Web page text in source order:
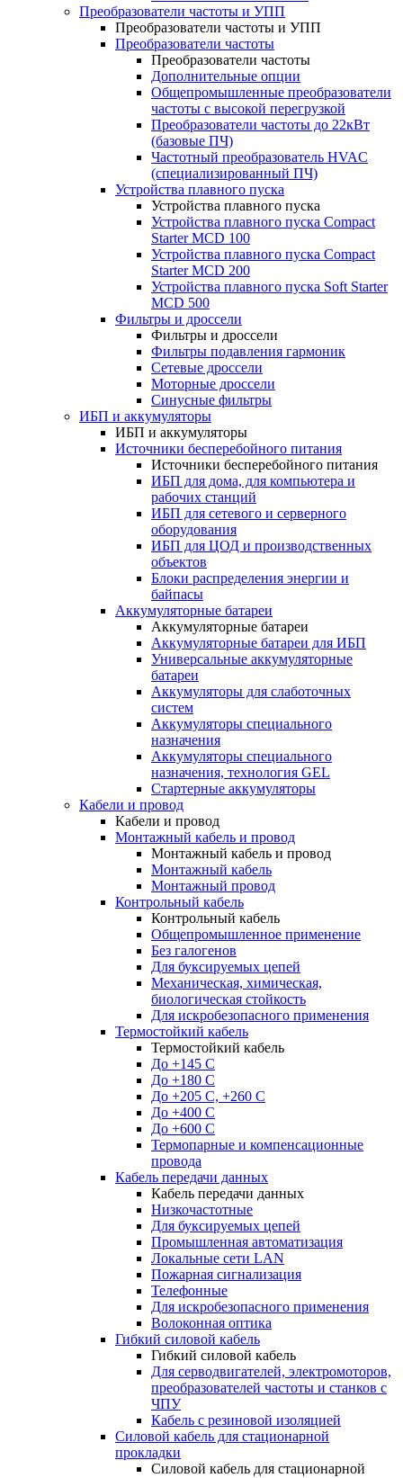
Преобразователи частоты и УПП
Преобразователи частоты и УПП
Преобразователи частоты
Преобразователи частоты
Дополнительные опции
Общепромышленные преобразователи
частоты с высокой перегрузкой
Преобразователи частоты до 22кВт
(базовые ПЧ)
Частотный преобразователь HVAC
(специализированный ПЧ)
Устройства плавного пуска
Устройства плавного пуска
Устройства плавного пуска Compact
Starter MCD 100
Устройства плавного пуска Compact
Starter MCD 200
Устройства плавного пуска Soft Starter
MCD 500
Фильтры и дроссели
Фильтры и дроссели
Фильтры подавления гармоник
Сетевые дроссели
Моторные дроссели
Синусные фильтры
ИБП и аккумуляторы
ИБП и аккумуляторы
Источники бесперебойного питания
Источники бесперебойного питания
ИБП для дома, для компьютера и
рабочих станций
ИБП для сетевого и серверного
оборудования
ИБП для ЦОД и производственных
объектов
Блоки распределения энергии и
байпасы
Аккумуляторные батареи
Аккумуляторные батареи
Аккумуляторные батареи для ИБП
Универсальные аккумуляторные
батареи
Аккумуляторы для слаботочных
систем
Аккумуляторы специального
назначения
Аккумуляторы специального
назначения, технология GEL
Стартерные аккумуляторы
Кабели и провод
Кабели и провод
Монтажный кабель и провод
Монтажный кабель и провод
Монтажный кабель
Монтажный провод
Контрольный кабель
Контрольный кабель
Общепромышленное применение
Без галогенов
Для буксируемых цепей
Механическая, химическая,
биологическая стойкость
Для искробезопасного применения
Термостойкий кабель
Термостойкий кабель
До +145 С
До +180 C
До +205 С, +260 С
До +400 C
До +600 С
Термопарные и компенсационные
провода
Кабель передачи данных
Кабель передачи данных
Низкочастотные
Для буксируемых цепей
Промышленная автоматизация
Локальные сети LAN
Пожарная сигнализация
Телефонные
Для искробезопасного применения
Волоконная оптика
Гибкий силовой кабель
Гибкий силовой кабель
Для серводвигателей, электромоторов,
преобразователей частоты и станков с
ЧПУ
Кабель с резиновой изоляцией
Силовой кабель для стационарной
прокладки
Силовой кабель для стационарной